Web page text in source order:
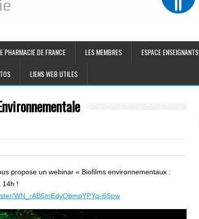
PHARMACIE DE FRANCE LES MEMBRES ESPACE ENSEIGNANTS
LIENS WEB UTILES
propose un webinar « Biofilms environnementaux :
14h !
WN_rAB6mEdyQbmpYPYq-i65pw